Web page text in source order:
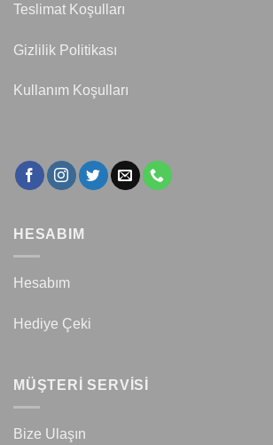
Teslimat Koşulları
Gizlilik Politikası
Kullanım Koşulları
HESABIM
Hesabım
Hediye Çeki
MÜŞTERİ SERVİSİ
Bize Ulaşın